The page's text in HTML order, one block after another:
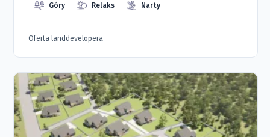
Góry Relaks Narty
Oferta landdevelopera